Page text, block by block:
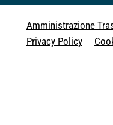
Amministrazione
Privacy Policy